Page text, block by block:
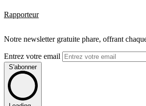
Rapporteur
Notre newsletter gratuite phare, offrant
Entrez votre email
S'abonner